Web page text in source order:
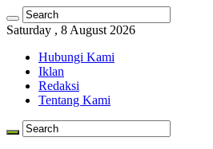
Saturday , 8 August 2026
Hubungi Kami
Iklan
Redaksi
Tentang Kami